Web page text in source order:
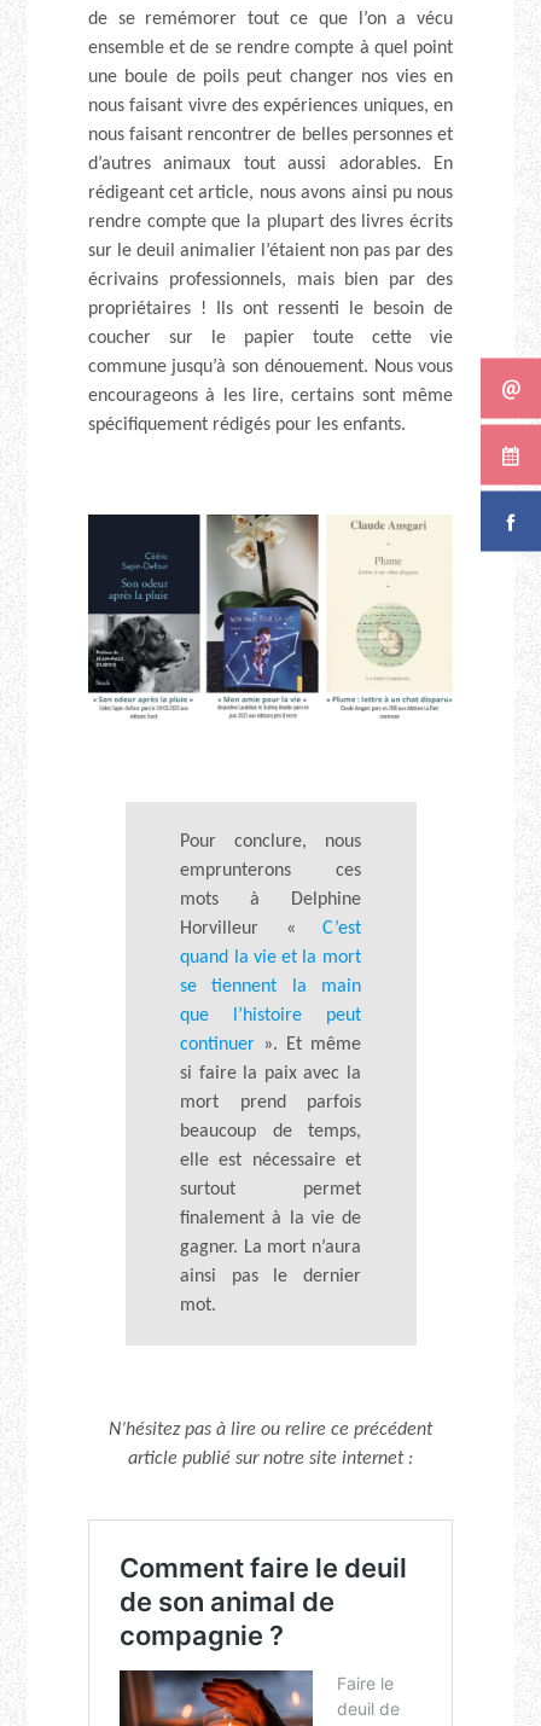
de se remémorer tout ce que l’on a vécu
ensemble et de se rendre compte à quel point
une boule de poils peut changer nos vies en
nous faisant vivre des expériences uniques, en
nous faisant rencontrer de belles personnes et
d’autres animaux tout aussi adorables. En
rédigeant cet article, nous avons ainsi pu nous
rendre compte que la plupart des livres écrits
sur le deuil animalier l’étaient non pas par des
écrivains professionnels, mais bien par des
propriétaires ! Ils ont ressenti le besoin de
coucher sur le papier toute cette vie
commune jusqu’à son dénouement. Nous vous
encourageons à les lire, certains sont même
spécifiquement rédigés pour les enfants.
Pour conclure, nous
emprunterons ces
mots à Delphine
Horvilleur « C’est
quand la vie et la mort
se tiennent la main
que l’histoire peut
continuer ». Et même
si faire la paix avec la
mort prend parfois
beaucoup de temps,
elle est nécessaire et
surtout permet
finalement à la vie de
gagner. La mort n’aura
ainsi pas le dernier
mot.
N’hésitez pas à lire ou relire ce précédent
article publié sur notre site internet :